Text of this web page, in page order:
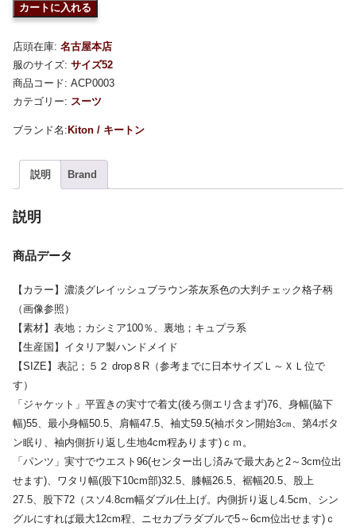
カートに入れる
店頭在庫: 名古屋本店
服のサイズ: サイズ52
商品コード: ACP0003
カテゴリー: スーツ
Kiton / キートン
説明 Brand
説明
商品データ
【カラー】濃淡グレイッシュブラウン茶灰系色の大判チェック格子柄
（画像参照）
【素材】表地；カシミア100％、裏地；キュプラ系
【生産国】イタリア製ハンドメイド
【SIZE】表記；５２ drop８R（参考までに日本サイズＬ～ＸＬ位で
す）
「ジャケット」平置きの実寸で着丈(後ろ側エリ含まず)76、身幅(脇下
幅)55、最小身幅50.5、肩幅47.5、袖丈59.5(袖ボタン開始3㎝、第4ボタ
ン眠り、袖内側折り返し生地4cm程あります)ｃｍ。
「パンツ」実寸でウエスト96(センター出し済みで最大あと2～3cm位出
せます)、ワタリ幅(股下10cm部)32.5、膝幅26.5、裾幅20.5、股上
27.5、股下72（スソ4.8cm幅ダブル仕上げ。内側折り返し4.5cm、シン
グルにすれば最大12cm程、ニセカブラダブルで5～6cm位出せます)ｃ